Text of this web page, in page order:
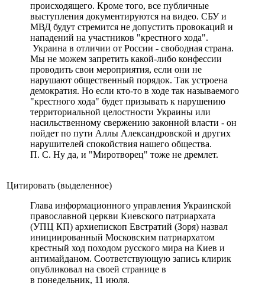
происходящего. Кроме того, все публичные
выступления документируются на видео. СБУ и
МВД будут стремится не допустить провокаций и
нападений на участников "крестного хода".
Украина в отличии от России - свободная страна.
Мы не можем запретить какой-либо конфессии
проводить свои мероприятия, если они не
нарушают общественный порядок. Так устроена
демократия. Но если кто-то в ходе так называемого
"крестного хода" будет призывать к нарушению
территориальной целостности Украины или
насильственному свержению законной власти - он
пойдет по пути Аллы Александровской и других
нарушителей спокойствия нашего общества.
П. С. Ну да, и "Миротворец" тоже не дремлет.
Цитировать (выделенное)
Глава информационного управления Украинской
православной церкви Киевского патриархата
(УПЦ КП) архиепископ Евстратий (Зоря) назвал
инициированный Московским патриархатом
крестный ход походом русского мира на Киев и
антимайданом. Соответствующую запись клирик
опубликовал на своей странице в
в понедельник, 11 июля.